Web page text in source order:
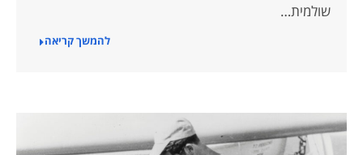
שולמית…
להמשך קריאה